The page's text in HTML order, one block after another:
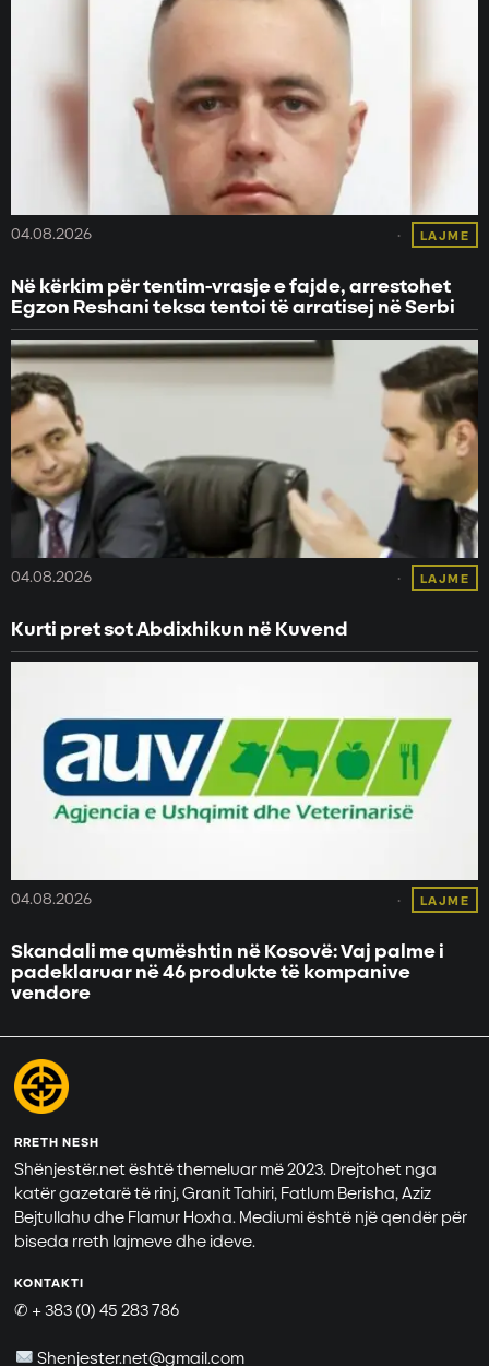
04.08.2026 LAJME
Në kërkim për tentim-vrasje e fajde, arrestohet
Egzon Reshani teksa tentoi të arratisej në Serbi
04.08.2026 LAJME
Kurti pret sot Abdixhikun në Kuvend
04.08.2026 LAJME
Skandali me qumështin në Kosovë: Vaj palme i
padeklaruar në 46 produkte të kompanive
vendore
RRETH NESH
Shënjestër.net është themeluar më 2023. Drejtohet nga
katër gazetarë të rinj, Granit Tahiri, Fatlum Berisha, Aziz
Bejtullahu dhe Flamur Hoxha. Mediumi është një qendër për
biseda rreth lajmeve dhe ideve.
KONTAKTI
✆ + 383 (0) 45 283 786
Shenjester.net@gmail.com